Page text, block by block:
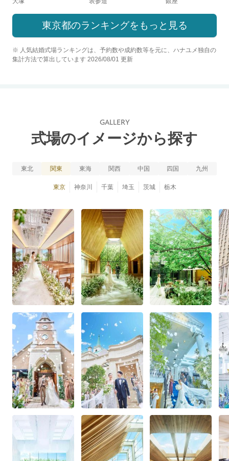
東京都のランキングをもっと見る
※ 人気結婚式場ランキングは、予約数や成約数等を元に、ハナユメ独自の
集計方法で算出しています 2026/08/01 更新
GALLERY
式場のイメージから探す
東北 関東 東海 関西 中国 四国 九州
東京 神奈川 千葉 埼玉 茨城 栃木